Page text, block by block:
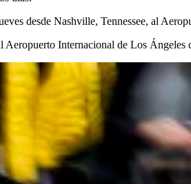
desde Nashville, Tennessee, al
Internacional de Los Ángeles